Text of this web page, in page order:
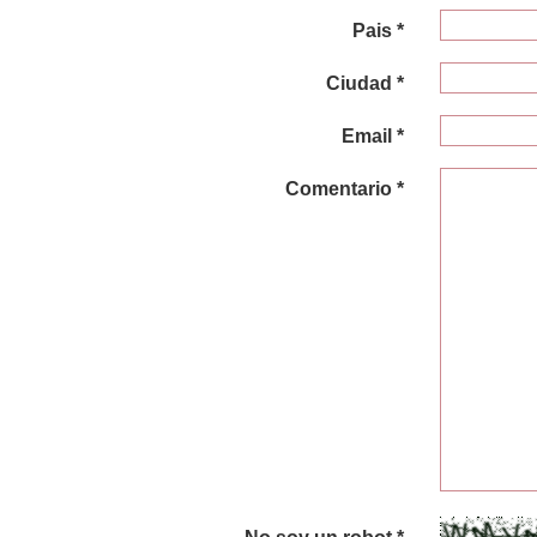
Pais *
Ciudad *
Email *
Comentario *